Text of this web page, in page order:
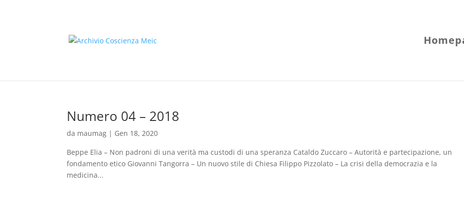
Numero 04 – 2018
da maumag | Gen 18, 2020
Beppe Elia – Non padroni di una verità ma custodi di una speranza Cataldo Zuccaro – Autorità e partecipazione, un
fondamento etico Giovanni Tangorra – Un nuovo stile di Chiesa Filippo Pizzolato – La crisi della democrazia e la
medicina...